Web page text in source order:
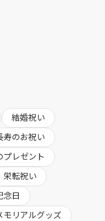
結婚祝い
寿のお祝い
プレゼント
栄転祝い
念日
モリアルグッズ